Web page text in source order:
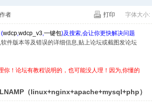
打印 字体大小:
者
(wdcp,wdcp_v3,一键包)及搜索,会让你更快解决问题
件版本等及错误的详细信息,贴上论坛或截图发论坛
你！论坛有教程说明的，也可能没人理！因为,你懂的
（linux+nginx+apache+mysql+php）